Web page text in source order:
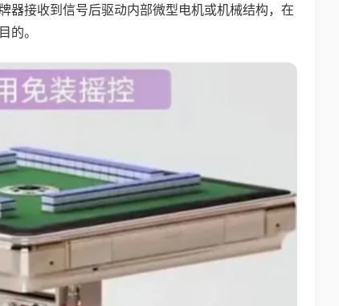
器接收到信号后驱动内部微型电机或机械结构，在
的。